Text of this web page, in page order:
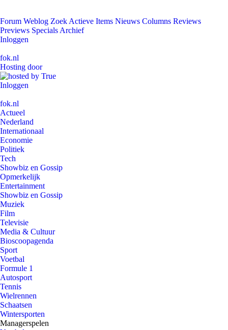
Forum Weblog Zoek Actieve Items Nieuws Columns Reviews
Previews Specials Archief
Inloggen
fok.nl
Hosting door
Inloggen
fok.nl
Actueel
Nederland
Internationaal
Economie
Politiek
Tech
Showbiz en Gossip
Opmerkelijk
Entertainment
Showbiz en Gossip
Muziek
Film
Televisie
Media & Cultuur
Bioscoopagenda
Sport
Voetbal
Formule 1
Autosport
Tennis
Wielrennen
Schaatsen
Wintersporten
Managerspelen